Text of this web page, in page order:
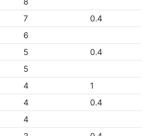
7
0.4
6
5
0.4
5
4
1
4
0.4
4